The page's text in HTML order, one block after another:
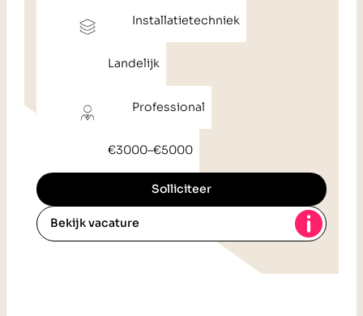
Installatietechniek
Landelijk
Professional
€3000–€5000
Solliciteer
Bekijk vacature